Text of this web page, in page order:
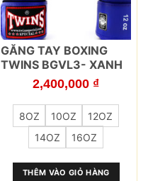
8OZ 10OZ
12OZ
14OZ
16OZ
GĂNG TAY BOXING
TWINS BGVL3- XANH
2,400,000 ₫
THÊM VÀO GIỎ HÀNG
Sản
phẩm
có
nhiều
biến
thể.
Các
chọn